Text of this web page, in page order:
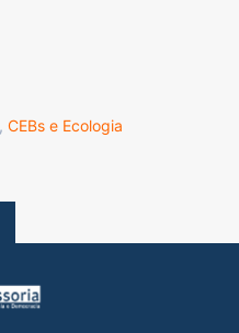
, CEBs e Ecologia